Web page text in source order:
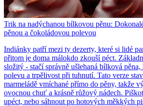
Trik na nadýchanou bílkovou pěnu:
pěnou a čokoládovou polevou
Indiánky patří mezi ty dezerty, které si lidé
přitom je doma málokdo zkouší péct.
složitý - stačí správně ušlehaná bílková
polevu a trpělivost při tuhnutí. Tato verze
marmeládě vmíchané přímo do pěny, takže
ovocnou chuť a krásně růžový nádech.
upéct, nebo sáhnout po hotových měkkých